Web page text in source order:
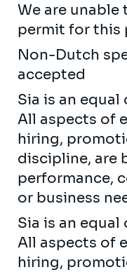
We are
permit for this
Non-Dutch
accepted
Sia is an
All aspects of
hiring,
discipline, are
performance,
or business
Sia is an
All aspects of
hiring,